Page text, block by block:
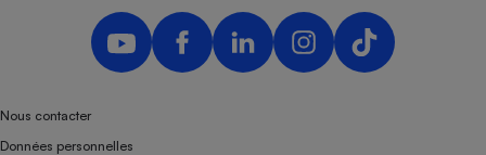
Nous contacter
Données personnelles